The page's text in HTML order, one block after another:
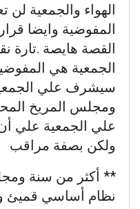
الهواء والجمعية لن
المفوضية وايضا
القصة هايصة
الجمعية هي
سيشرف علي الجمعية
ومجلس المريخ
علي الجمعية علي
ولكن بصفة مراقب
** أكثر من سنة
نظام أساسي قميئ